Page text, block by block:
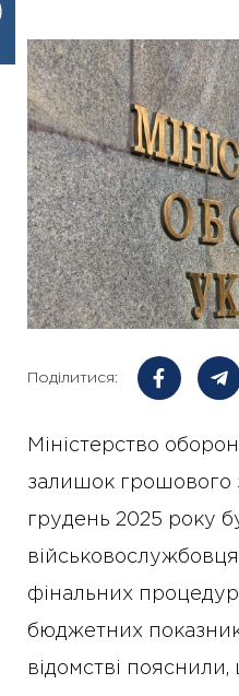
Поділитися:
Міністерство
залишок грошового
грудень 2025 року
фінальних процедур
бюджетних
відомстві